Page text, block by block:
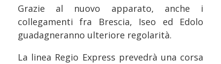
Grazie al nuovo apparato, anche i
collegamenti fra Brescia, Iseo ed Edolo
guadagneranno ulteriore regolarità.
La linea Regio Express prevedrà una corsa